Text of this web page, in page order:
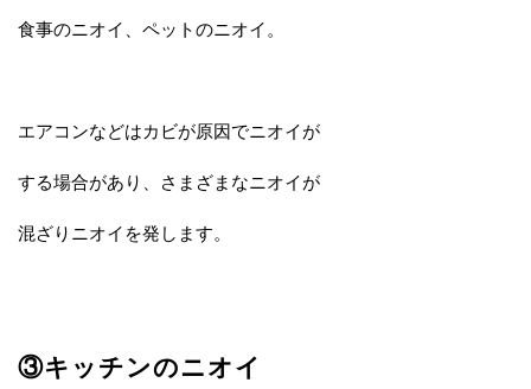
食事のニオイ、ペットのニオイ。
エアコンなどはカビが原因でニオイが
する場合があり、さまざまなニオイが
混ざりニオイを発します。
③キッチンのニオイ